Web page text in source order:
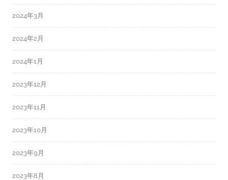
2024年3月
2024年2月
2024年1月
2023年12月
2023年11月
2023年10月
2023年9月
2023年8月